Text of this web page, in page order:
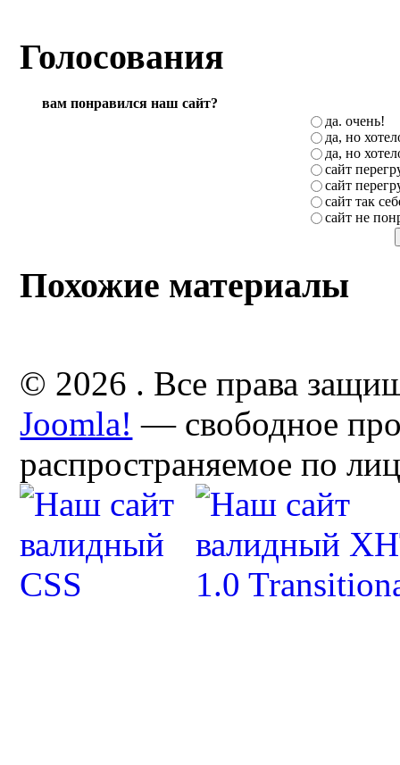
Голосования
вам понравился наш сайт?
да. очень!
да, но
да, но
сайт
сайт
сайт так
сайт не
Похожие материалы
© 2026 . Все права
Joomla! — свободное
распространяемое по